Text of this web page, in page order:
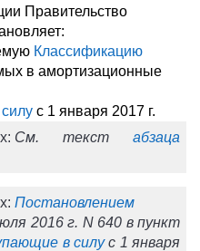
Правительство
Классификацию
в амортизационные
с 1 января 2017 г.
См. текстабзаца
Постановлением
2016 г. N 640 в пункт
в силус 1 января